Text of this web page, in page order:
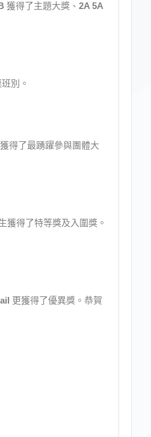
獲得了主題大獎、 2A 5A
別。
得了最踴躍參與團體大
獲得了特等獎及入圍獎。
更獲得了優異獎。恭賀